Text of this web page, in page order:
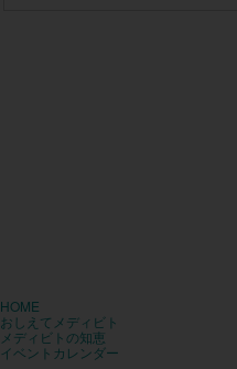
HOME
おしえてメディビト
メディビトの知恵
イベントカレンダー